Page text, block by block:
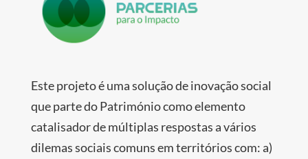
Este projeto é uma solução de inovação social
que parte do Património como elemento
catalisador de múltiplas respostas a vários
dilemas sociais comuns em territórios com: a)